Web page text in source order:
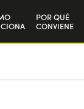
POR QUÉ
CONVIENE